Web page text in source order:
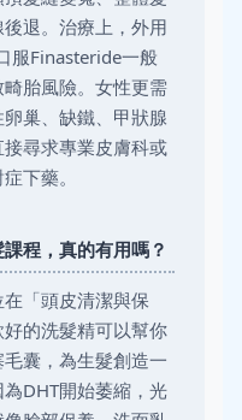
退。治療上，外用
服Finasteride一般
胎風險。女性更需
巢、缺鐵、甲狀腺
尋求專業皮膚科或
下藥。
程，真的有用嗎？
「頭皮清潔與保
的洗髮精可以幫你
囊，為生髮創造一
DHT開始萎縮，光